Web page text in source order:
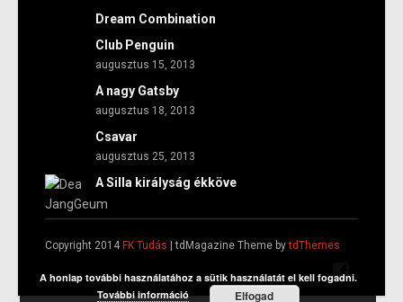
Dream Combination
Club Penguin
augusztus 15, 2013
A nagy Gatsby
augusztus 18, 2013
Csavar
augusztus 25, 2013
A Silla királyság ékköve
Copyright 2014 FK Tudás | tdMagazine Theme bytdThemes
A honlap további használatához a sütik használatát el kell fogadni.
További információ
Elfogad